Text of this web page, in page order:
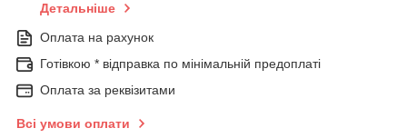
Детальніше
Оплата на рахунок
Готівкою * відправка по мінімальній предоплаті
Оплата за реквізитами
Всі умови оплати